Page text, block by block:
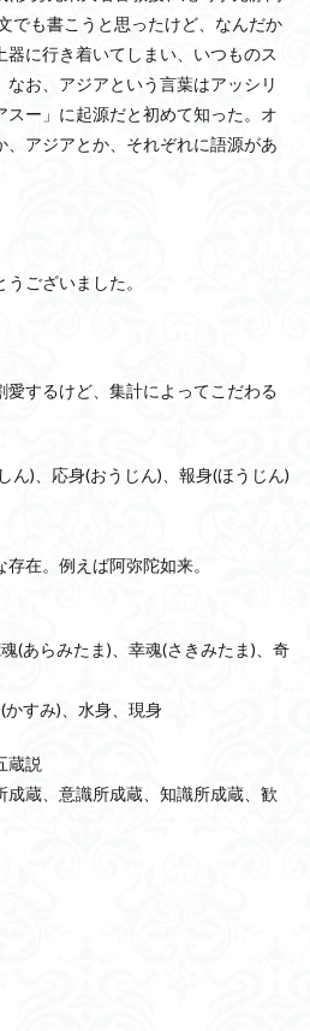
でも書こうと思ったけど、なんだか
に行き着いてしまい、いつものス
なお、アジアという言葉はアッシリ
スー」に起源だと初めて知った。オ
、アジアとか、それぞれに語源があ
ございました。
するけど、集計によってこだわる
ん)、応身(おうじん)、報身(ほうじん)
在。例えば阿弥陀如来。
(あらみたま)、幸魂(さきみたま)、奇
かすみ)、水身、現身
蔵説
蔵、意識所成蔵、知識所成蔵、歓